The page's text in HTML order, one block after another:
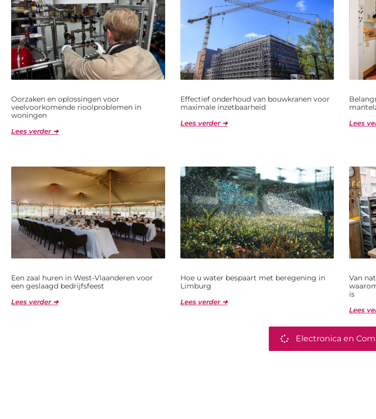
Oorzaken en oplossingen voor
veelvoorkomende rioolproblemen in
woningen
Lees verder ➜
Effectief onderhoud van bouwkranen voor
maximale inzetbaarheid
Lees verder ➜ Lees
Een zaal huren in West-Vlaanderen voor
een geslaagd bedrijfsfeest
Lees verder ➜
Hoe u water bespaart met beregening in
Limburg
Lees verder ➜
Van
is
Lees
Electronica en